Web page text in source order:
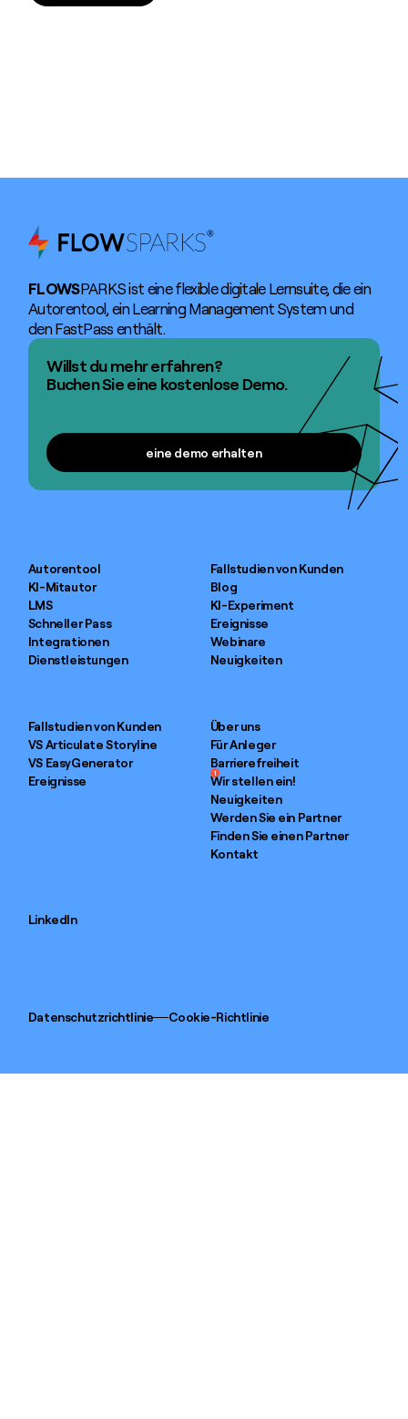
FLOWSPARKS ist eine flexible digitale Lernsuite, die ein
Autorentool, ein Learning Management System und
den FastPass enthält.
Willst du mehr erfahren?
Buchen Sie eine kostenlose Demo.
eine demo erhalteneine demo erhalten
Autorentool
KI-Mitautor
LMS
Schneller Pass
Integrationen
Dienstleistungen
Fallstudien von Kunden
Blog
KI-Experiment
Ereignisse
Webinare
Neuigkeiten
Fallstudien von Kunden
VS Articulate Storyline
VS EasyGenerator
Ereignisse
Über uns
Für Anleger
Barrierefreiheit
Wir stellen ein!
1
Neuigkeiten
Werden Sie ein Partner
Finden Sie einen Partner
Kontakt
LinkedIn
Datenschutzrichtlinie Cookie-Richtlinie